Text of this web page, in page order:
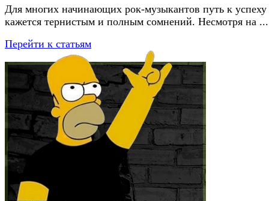
Для многих начинающих рок-музыкантов путь к успеху
кажется тернистым и полным сомнений. Несмотря на ...
Перейти к статьям